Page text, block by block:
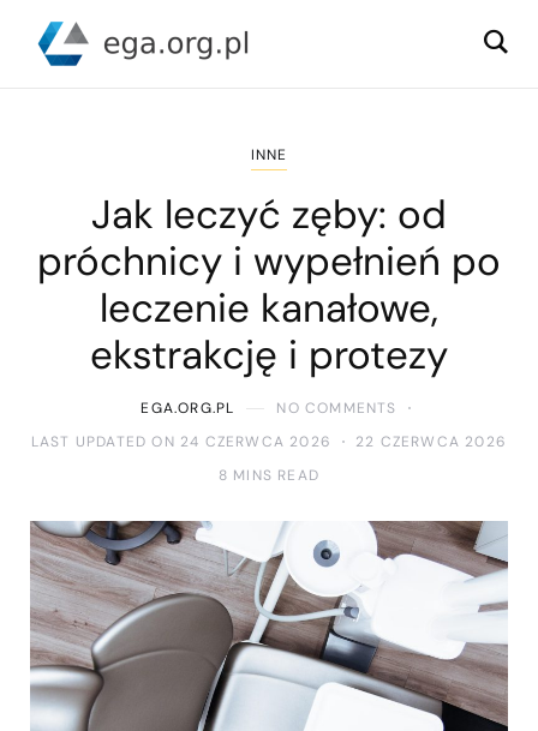
INNE
Jak leczyć zęby: od
próchnicy i wypełnień po
leczenie kanałowe,
ekstrakcję i protezy
EGA.ORG.PL
NO COMMENTS
LAST UPDATED ON 24 CZERWCA 2026
22 CZERWCA 2026
8 MINS READ